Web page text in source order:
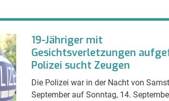
19-Jähriger mit
Gesichtsverletzungen
Polizei sucht Zeugen
Die Polizei war in der Nacht von
September auf Sonntag, 14.